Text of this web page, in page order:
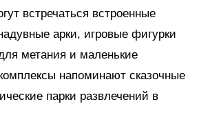
встречаться встроенные
арки, игровые фигурки
метания и маленькие
напоминают сказочные
парки развлечений в